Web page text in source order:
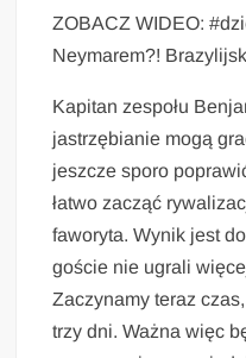
ZOBACZ WIDEO:
Neymarem?!
Kapitan zespołu
jastrzębianie mogą
jeszcze sporo
łatwo zacząć
faworyta. Wynik jest
goście nie ugrali
Zaczynamy teraz
trzy dni. Ważna więc